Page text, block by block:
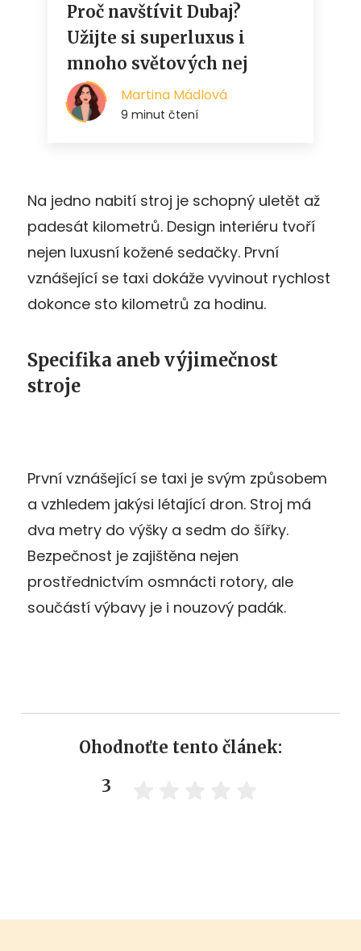
Na jedno nabití stroj je schopný uletět až
padesát kilometrů. Design interiéru tvoří
nejen luxusní kožené sedačky. První
vznášející se taxi dokáže vyvinout rychlost
dokonce sto kilometrů za hodinu.
Specifika aneb výjimečnost
stroje
První vznášející se taxi je svým způsobem
a vzhledem jakýsi létající dron. Stroj má
dva metry do výšky a sedm do šířky.
Bezpečnost je zajištěna nejen
prostřednictvím osmnácti rotory, ale
součástí výbavy je i nouzový padák.
Ohodnoťte tento článek:
3